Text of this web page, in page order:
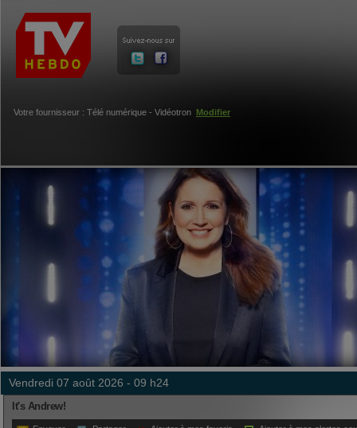
Votre fournisseur : Télé numérique - Vidéotron Modifier
vendredi 07 août 2026 - 09 h24
It's Andrew!